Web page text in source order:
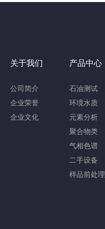
关于我们
公司简介
企业荣誉
企业文化
产品中心
石油测试
环境水质
元素分析
聚合物类
气相色谱
二手设备
样品前处理